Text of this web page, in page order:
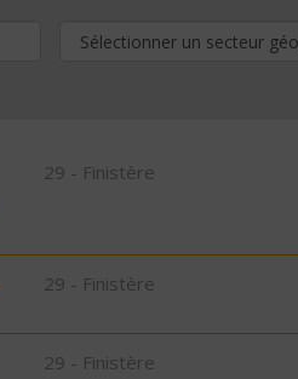
29 - Finistère
29 - Finistère
29 - Finistère